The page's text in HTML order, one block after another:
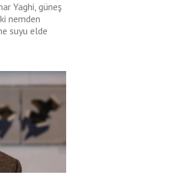
Yaghi, güneş
nemden
suyu elde